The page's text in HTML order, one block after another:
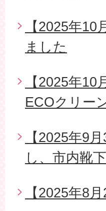
【2025年
ました
【2025年
ECOクリー
【2025年9
し、市内靴
【2025年8